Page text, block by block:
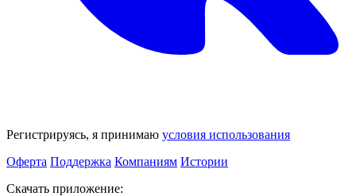
Регистрируясь, я принимаю условия использования
Оферта Поддержка Компаниям Истории
Скачать приложение: